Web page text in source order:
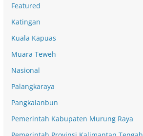
Featured
Katingan
Kuala Kapuas
Muara Teweh
Nasional
Palangkaraya
Pangkalanbun
Pemerintah Kabupaten Murung Raya